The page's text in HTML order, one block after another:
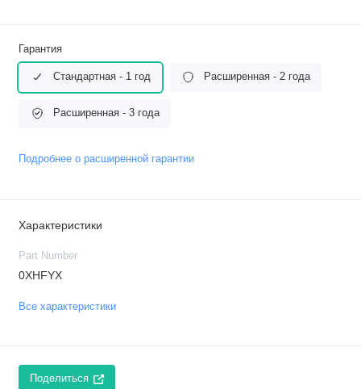
Гарантия
Стандартная - 1 год Расширенная - 2 года
Расширенная - 3 года
Подробнее о расширенной гарантии
Характеристики
Part Number
0XHFYX
Все характеристики
Поделиться